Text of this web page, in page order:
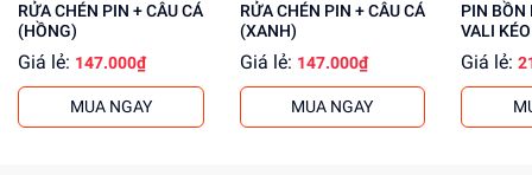
ăn.
Tăng cường kỹ năng giao tiếp và tương tác xã hội.
Mua ngay tạidochoitinphat.com, chúng tôi cung cấp giá sỉ
cho khách buôn. Liên hệ ngay để có được mức giá tốt
RỬA CHÉN PIN + CÂU CÁ
(HỒNG)
Giá lẻ: 147.000₫
MUA NGAY
RỬA CHÉN PIN + CÂU CÁ
(XANH)
Giá lẻ: 147.000₫
MUA NGAY
PIN BỒN
VALI
Giá lẻ: